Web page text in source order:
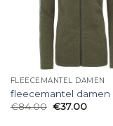
FLEECEMANTEL DAMEN
fleecemantel damen
€84.00 €37.00